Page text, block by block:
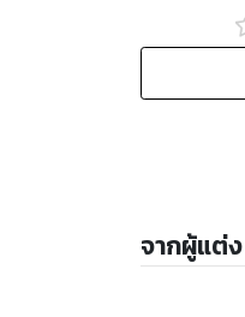
จากผู้แต่ง